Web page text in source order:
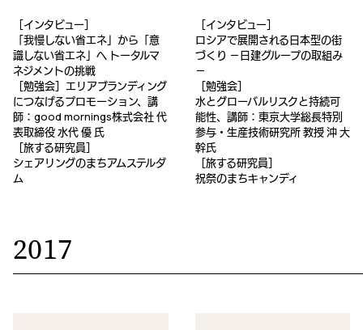
［インタビュー］
「我慢しない省エネ」から「意
識しない省エネ」へ トータルマ
ネジメントの挑戦
［勉強会］エリアブランディング
につなげるプロモーション、講
師：good mornings株式会社 代
表取締役 水代 優 氏
［旅する研究員］
シェアリングのまちアムステルダ
ム
［インタビュー］
ロシアで展開される日本型の街
づくり －日建グループの取組み
－
［勉強会］
水とグローバルリスクと持続可
能性、講師：東京大学総長特別
参与・生産技術研究所 教授 沖 大
幹氏
［旅する研究員］
祝祭のまちキャンディ
2017